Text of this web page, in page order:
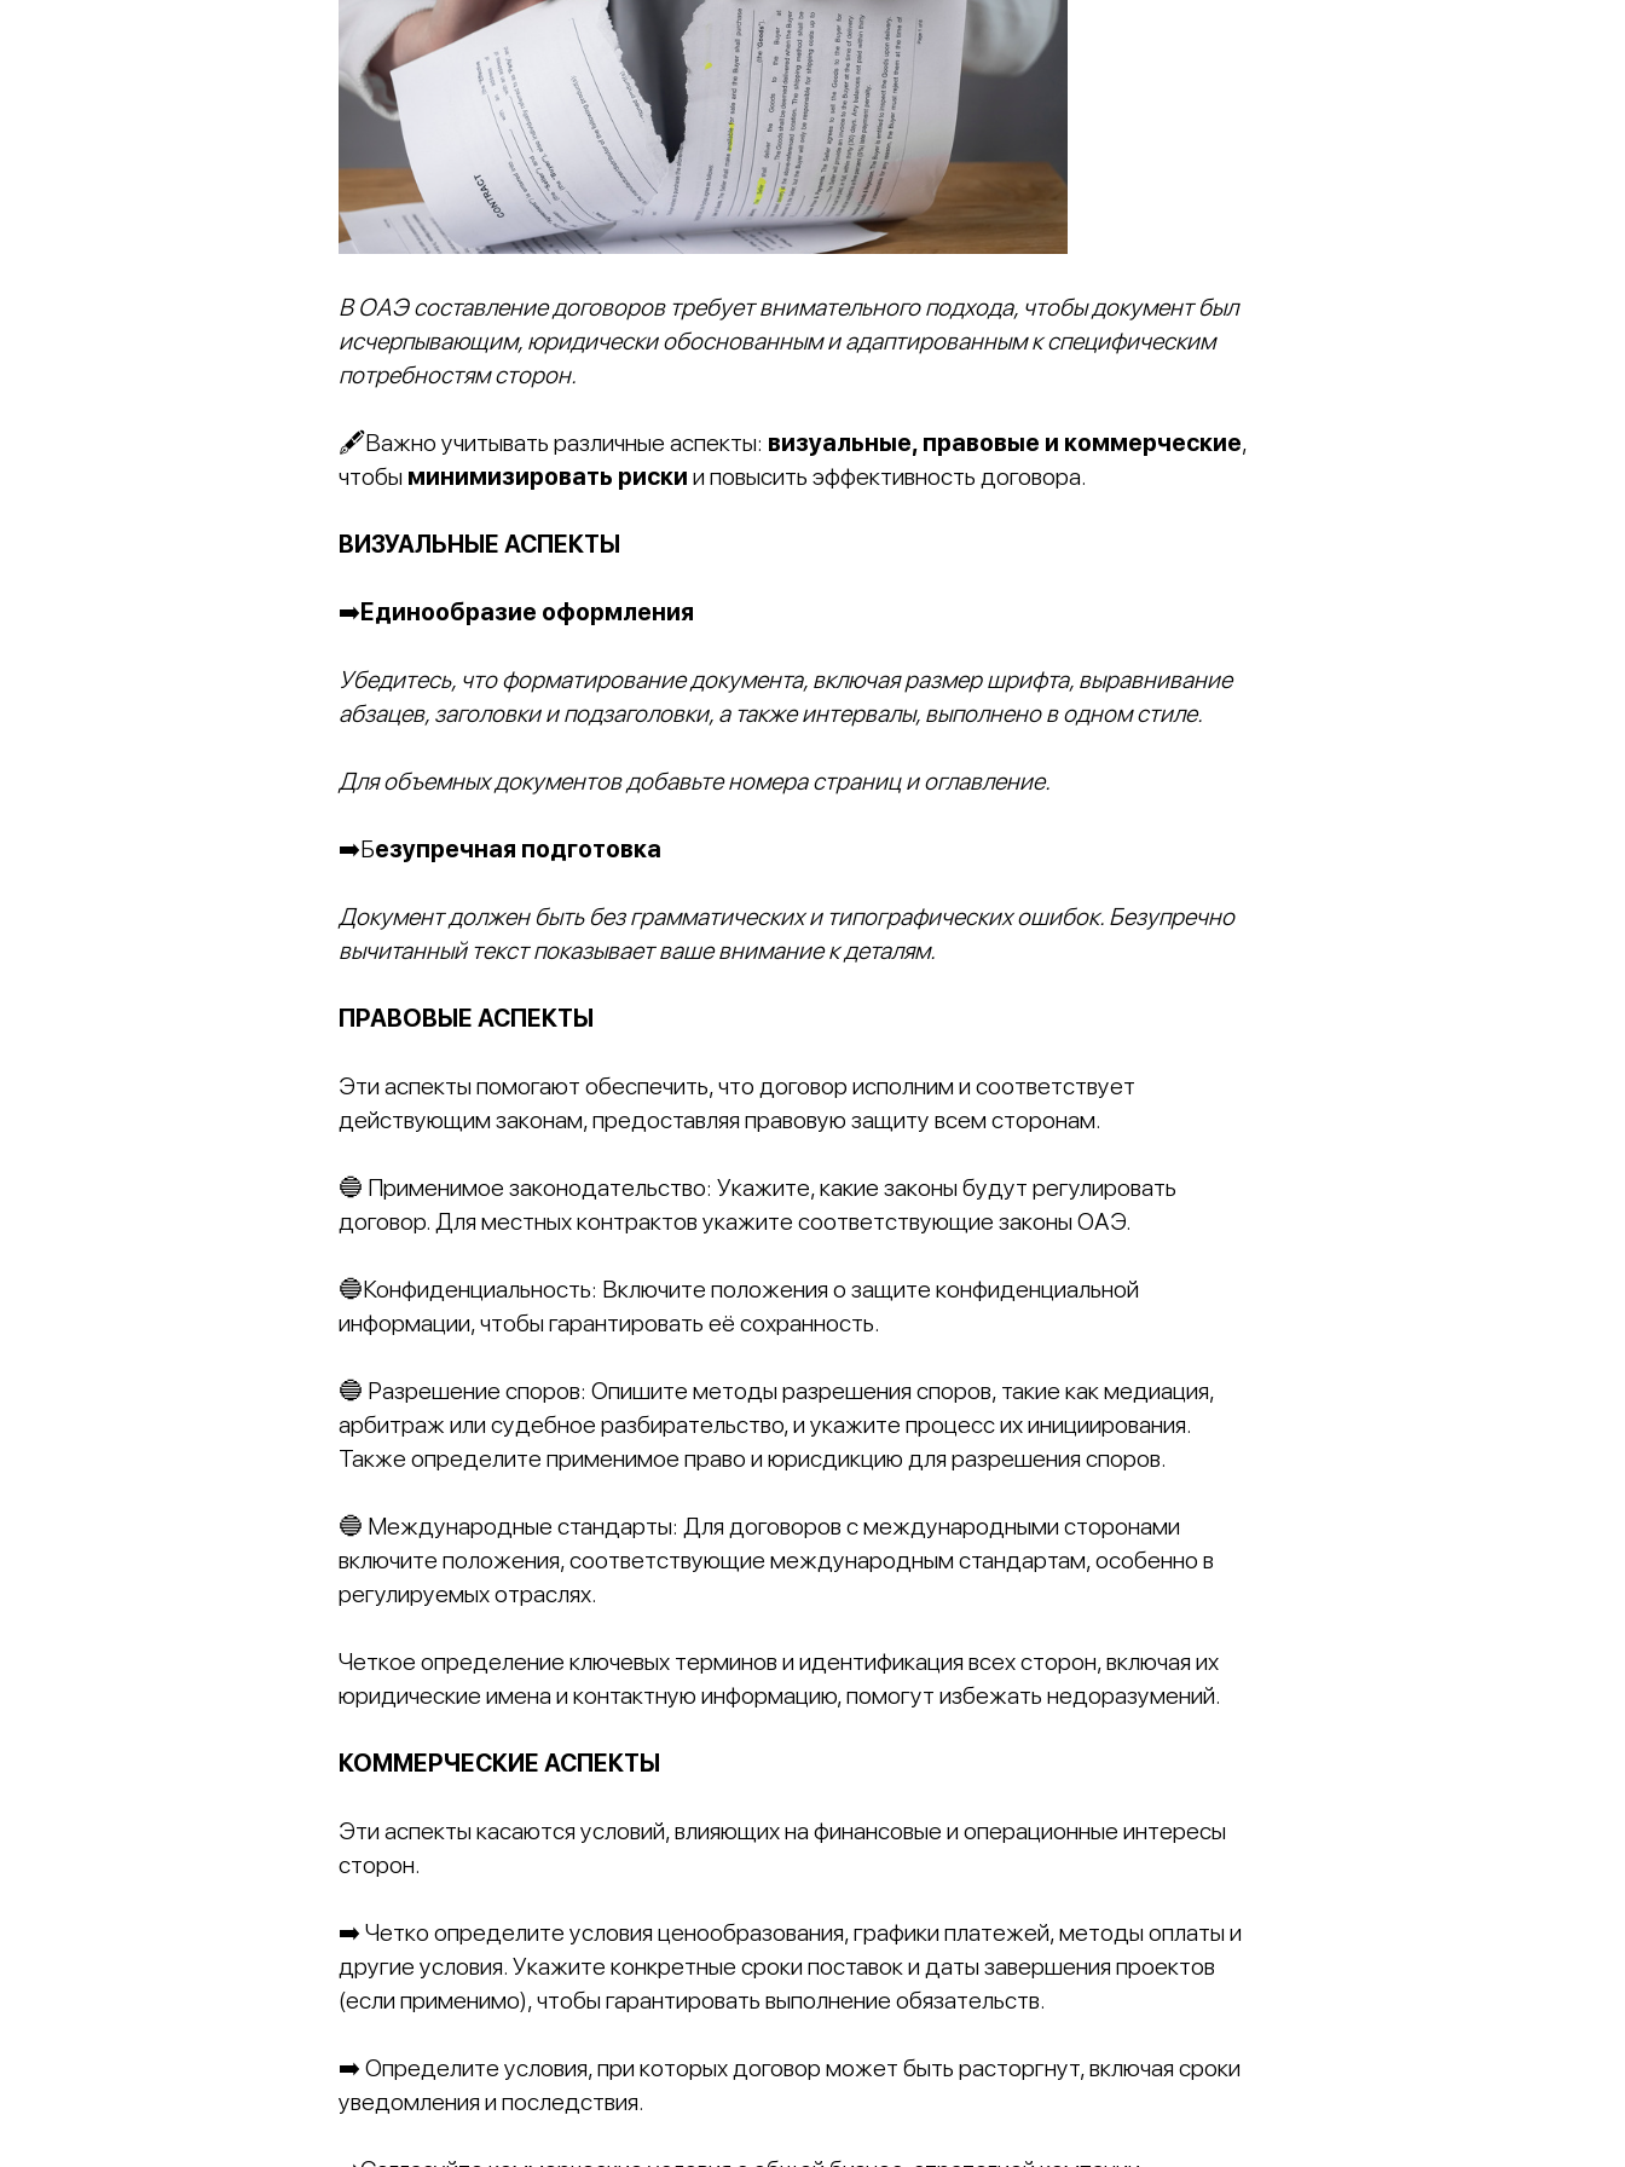
В ОАЭ составление договоров требует внимательного подхода, чтобы документ был
исчерпывающим, юридически обоснованным и адаптированным к специфическим
потребностям сторон.
🖋Важно учитывать различные аспекты: визуальные, правовые и коммерческие,
чтобы минимизировать риски и повысить эффективность договора.
ВИЗУАЛЬНЫЕ АСПЕКТЫ
➡️Единообразие оформления
Убедитесь, что форматирование документа, включая размер шрифта, выравнивание
абзацев, заголовки и подзаголовки, а также интервалы, выполнено в одном стиле.
Для объемных документов добавьте номера страниц и оглавление.
➡️Безупречная подготовка
Документ должен быть без грамматических и типографических ошибок. Безупречно
вычитанный текст показывает ваше внимание к деталям.
ПРАВОВЫЕ АСПЕКТЫ
Эти аспекты помогают обеспечить, что договор исполним и соответствует
действующим законам, предоставляя правовую защиту всем сторонам.
🔵 Применимое законодательство: Укажите, какие законы будут регулировать
договор. Для местных контрактов укажите соответствующие законы ОАЭ.
🔵Конфиденциальность: Включите положения о защите конфиденциальной
информации, чтобы гарантировать её сохранность.
🔵 Разрешение споров: Опишите методы разрешения споров, такие как медиация,
арбитраж или судебное разбирательство, и укажите процесс их инициирования.
Также определите применимое право и юрисдикцию для разрешения споров.
🔵 Международные стандарты: Для договоров с международными сторонами
включите положения, соответствующие международным стандартам, особенно в
регулируемых отраслях.
Четкое определение ключевых терминов и идентификация всех сторон, включая их
юридические имена и контактную информацию, помогут избежать недоразумений.
КОММЕРЧЕСКИЕ АСПЕКТЫ
Эти аспекты касаются условий, влияющих на финансовые и операционные интересы
сторон.
➡️ Четко определите условия ценообразования, графики платежей, методы оплаты и
другие условия. Укажите конкретные сроки поставок и даты завершения проектов
(если применимо), чтобы гарантировать выполнение обязательств.
➡️ Определите условия, при которых договор может быть расторгнут, включая сроки
уведомления и последствия.